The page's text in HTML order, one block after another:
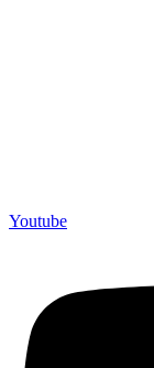
Youtube